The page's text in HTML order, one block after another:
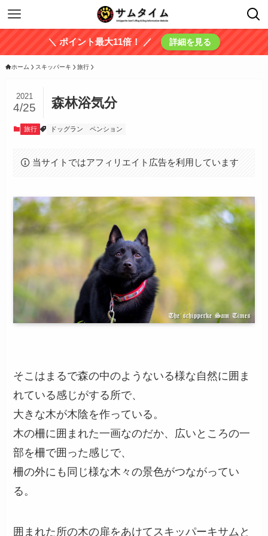
＼ ポイント最大11倍！ ／ 詳細を見る
ホーム スキッパーキ 旅行
森林浴気分
2021
4/25
旅行 ドッグラン ペンション
当サイトではアフィリエイト広告を利用しています
そこはまるで森の中のようないる様な自然に囲ま
れている感じがする所で、
大きな木が木陰を作っている。
木の柵に囲まれた一画なのだか、広いところの一
部を柵で囲った感じで、
柵の外にも同じ様な木々の景色がつながってい
る。
囲まれた所の木の扉をあけてスキッパーキサムと